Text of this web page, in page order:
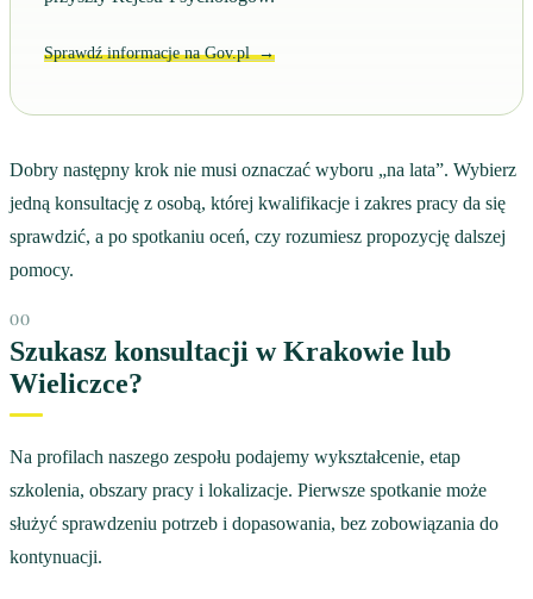
Sprawdź informacje na Gov.pl→
Dobry następny krok nie musi oznaczać wyboru „na lata”. Wybierz
jedną konsultację z osobą, której kwalifikacje i zakres pracy da się
sprawdzić, a po spotkaniu oceń, czy rozumiesz propozycję dalszej
pomocy.
Szukasz konsultacji w Krakowie lub
Wieliczce?
Na profilach naszego zespołu podajemy wykształcenie, etap
szkolenia, obszary pracy i lokalizacje. Pierwsze spotkanie może
służyć sprawdzeniu potrzeb i dopasowania, bez zobowiązania do
kontynuacji.